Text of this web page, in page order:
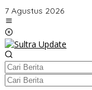
Lewati
ke
konten
7 Agustus 2026